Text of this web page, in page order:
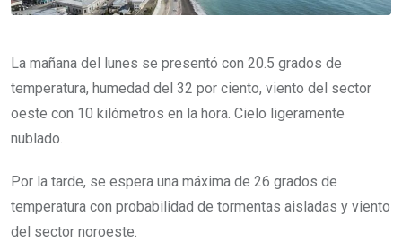
La mañana del lunes se presentó con 20.5 grados de
temperatura, humedad del 32 por ciento, viento del sector
oeste con 10 kilómetros en la hora. Cielo ligeramente
nublado.
Por la tarde, se espera una máxima de 26 grados de
temperatura con probabilidad de tormentas aisladas y viento
del sector noroeste.